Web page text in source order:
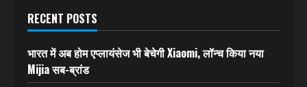
RECENT POSTS
भारत में अब होम एप्लायंसेज भी बेचेगी Xiaomi, लॉन्च किया नया
Mijia सब-ब्रांड